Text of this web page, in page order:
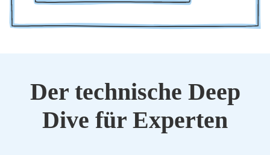
Der tech­ni­sche Deep
Dive für Exper­ten